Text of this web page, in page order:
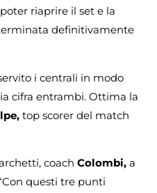
riaprire il set e la
definitivamente
i centrali in modo
cifra entrambi. Ottima la
top scorer del match
coach Colombi, a
questi tre punti